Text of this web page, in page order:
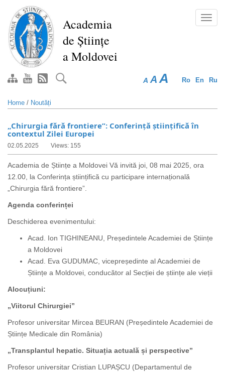
main
content
Academia
de Științe
a Moldovei
Ro En Ru
A A A
Home / Noutăți
„Chirurgia fără frontiere”: Conferință științifică în
contextul Zilei Europei
02.05.2025 Views: 155
Academia de Științe a Moldovei Vă invită joi, 08 mai 2025, ora
12.00, la Conferința științifică cu participare internațională
„Chirurgia fără frontiere”.
Agenda conferinței
Deschiderea evenimentului:
Acad. Ion TIGHINEANU, Președintele Academiei de Științe
a Moldovei
Acad. Eva GUDUMAC, vicepreședinte al Academiei de
Științe a Moldovei, conducător al Secției de științe ale vieții
Alocuțiuni:
„Viitorul Chirurgiei”
Profesor universitar Mircea BEURAN (Președintele Academiei de
Științe Medicale din România)
„Transplantul hepatic. Situația actuală și perspective”
Profesor universitar Cristian LUPAȘCU (Departamentul de